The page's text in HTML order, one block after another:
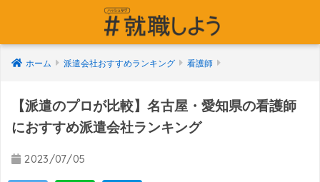
ホーム 派遣会社おすすめランキング 看護師
【派遣のプロが比較】名古屋・愛知県の看護師
におすすめ派遣会社ランキング
2023/07/05